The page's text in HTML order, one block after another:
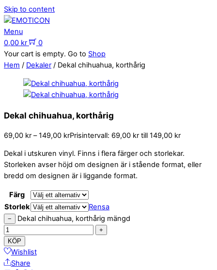
Skip to content
Menu
0,00 kr
0
Your cart is empty. Go to Shop
Hem / Dekaler / Dekal chihuahua, korthårig
Dekal chihuahua, korthårig
69,00 kr – 149,00 krPrisintervall: 69,00 kr till 149,00 kr
Dekal i utskuren vinyl. Finns i flera färger och storlekar.
Storleken avser höjd om designen är i stående format, eller
bredd om designen är i liggande format.
Färg
Storlek
Rensa
− Dekal chihuahua, korthårig mängd
+
KÖP
Wishlist
Share